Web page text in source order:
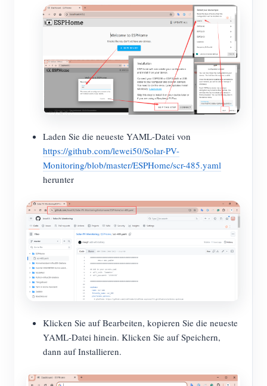
Laden Sie die neueste YAML-Datei von
https://github.com/lewei50/Solar-PV-
Monitoring/blob/master/ESPHome/scr-485.yaml
herunter
Klicken Sie auf Bearbeiten, kopieren Sie die neueste
YAML-Datei hinein. Klicken Sie auf Speichern,
dann auf Installieren.